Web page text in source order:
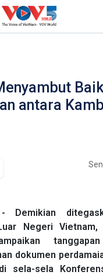
antara
- Demikian
Negeri
dokumen
sela-sela